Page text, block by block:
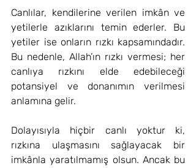
Canlılar, kendilerine verilen imkân ve
yetilerle azıklarını temin ederler. Bu
yetiler ise onların rızkı kapsamındadır.
Bu nedenle, Allah’ın rızkı vermesi; her
canlıya rızkını elde edebileceği
potansiyel ve donanımın verilmesi
anlamına gelir.
Dolayısıyla hiçbir canlı yoktur ki,
rızkına ulaşmasını sağlayacak bir
imkânla yaratılmamış olsun. Ancak bu